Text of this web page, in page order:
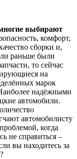
выбирают
комфорт,
сборки и,
раньше были
то сейчас
на
марок
надёжными
автомобили.
автомобилисту
когда
не справиться –
вы находитесь за